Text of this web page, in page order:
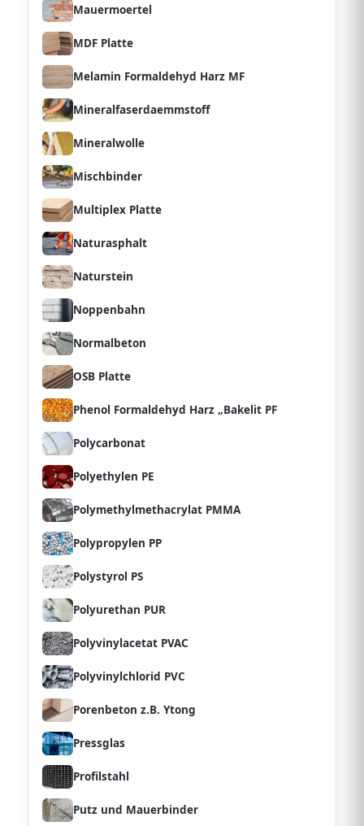
Mauermoertel
MDF Platte
Melamin Formaldehyd Harz MF
Mineralfaserdaemmstoff
Mineralwolle
Mischbinder
Multiplex Platte
Naturasphalt
Naturstein
Noppenbahn
Normalbeton
OSB Platte
Phenol Formaldehyd Harz „Bakelit PF
Polycarbonat
Polyethylen PE
Polymethylmethacrylat PMMA
Polypropylen PP
Polystyrol PS
Polyurethan PUR
Polyvinylacetat PVAC
Polyvinylchlorid PVC
Porenbeton z.B. Ytong
Pressglas
Profilstahl
Putz und Mauerbinder